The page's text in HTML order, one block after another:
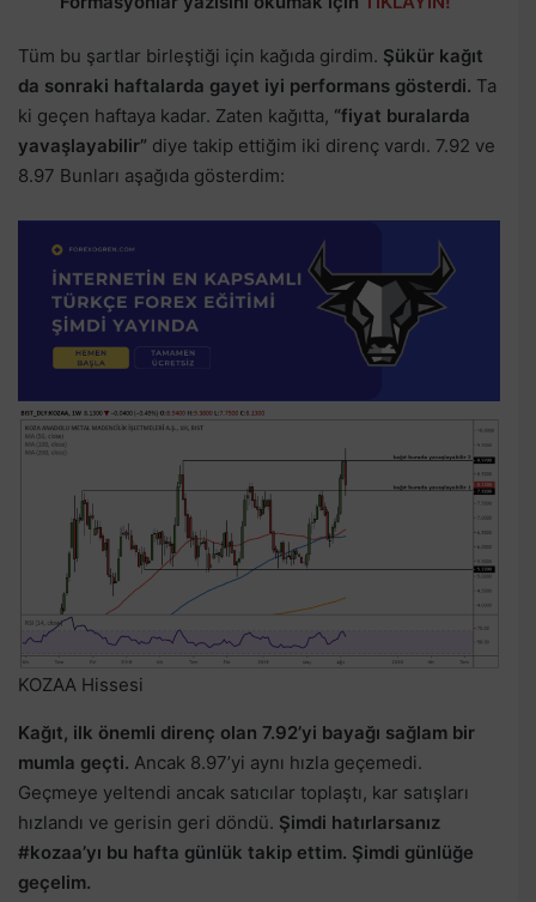
Tüm bu şartlar birleştiği için kağıda girdim. Şükür kağıt
da sonraki haftalarda gayet iyi performans gösterdi. Ta
ki geçen haftaya kadar. Zaten kağıtta, “fiyat buralarda
yavaşlayabilir” diye takip ettiğim iki direnç vardı. 7.92 ve
8.97 Bunları aşağıda gösterdim:
KOZAA Hissesi
Kağıt, ilk önemli direnç olan 7.92’yi bayağı sağlam bir
mumla geçti. Ancak 8.97’yi aynı hızla geçemedi.
Geçmeye yeltendi ancak satıcılar toplaştı, kar satışları
hızlandı ve gerisin geri döndü. Şimdi hatırlarsanız
#kozaa’yı bu hafta günlük takip ettim. Şimdi günlüğe
geçelim.